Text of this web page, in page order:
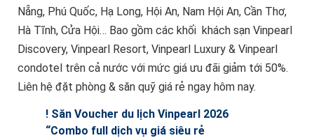
Nẵng, Phú Quốc, Hạ Long, Hội An, Nam Hội An, Cần Thơ,
Hà Tĩnh, Cửa Hội… Bao gồm các khối khách sạn Vinpearl
Discovery, Vinpearl Resort, Vinpearl Luxury & Vinpearl
condotel trên cả nước với mức giá ưu đãi giảm tới 50%.
Liên hệ đặt phòng & săn quỹ giá rẻ ngay hôm nay.
! Săn Voucher du lịch Vinpearl 2026
“Combo full dịch vụ giá siêu rẻ